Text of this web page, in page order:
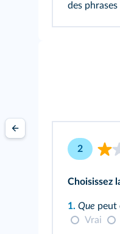
des
2
Choisissez
1. Que peut
Vrai